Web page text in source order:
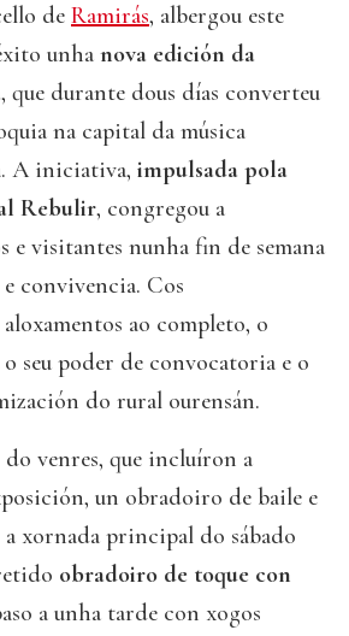
de Ramirás, albergou este
unha nova edición da
, que durante dous días converteu
na capital da música
A iniciativa, impulsada pola
Rebulir, congregou a
e visitantes nunha fin de semana
convivencia. Cos
aloxamentos ao completo, o
seu poder de convocatoria e o
do rural ourensán.
venres, que incluíron a
un obradoiro de baile e
xornada principal do sábado
obradoiro de toque con
a unha tarde con xogos